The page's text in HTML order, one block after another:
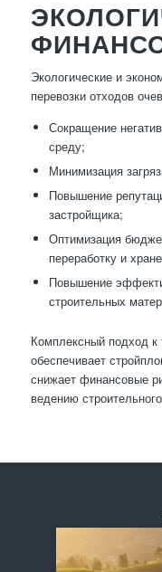
Экологические и
перевозки отходов
Сокращение
среду;
Минимизация
Повышение
застройщика;
Оптимизация
переработку и
Повышение
строительных
Комплексный подход к
обеспечивает
снижает финансовые
ведению